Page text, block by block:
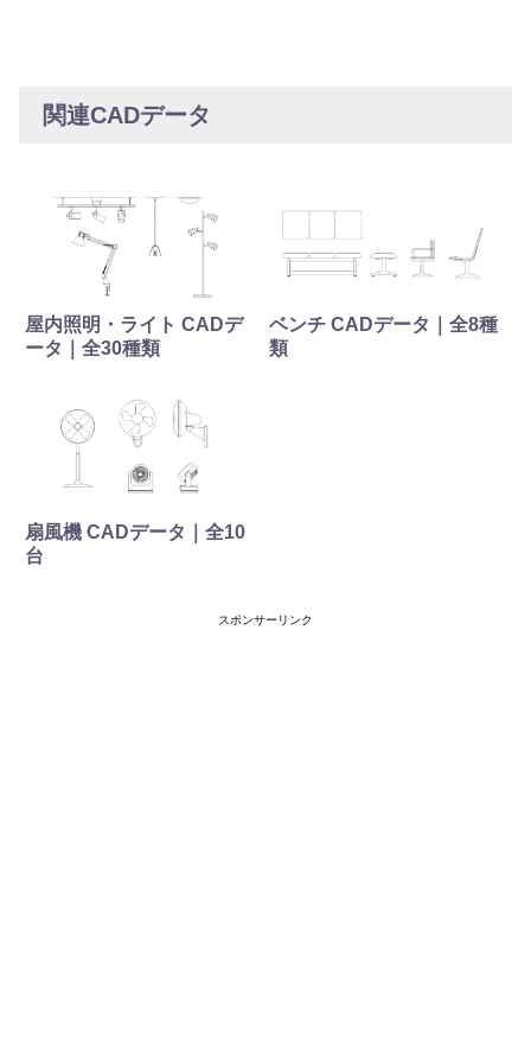
関連CADデータ
屋内照明・ライト CADデ
ータ｜全30種類
ベンチ CADデータ｜全8種
類
扇風機 CADデータ｜全10
台
スポンサーリンク